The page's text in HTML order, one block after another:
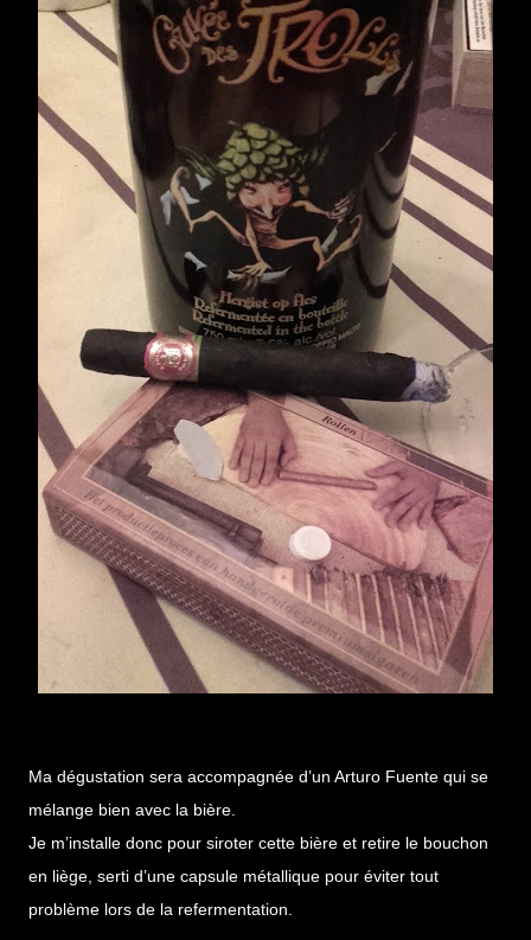
Ma dégustation sera accompagnée d’un Arturo Fuente qui se
mélange bien avec la bière.
Je m’installe donc pour siroter cette bière et retire le bouchon
en liège, serti d’une capsule métallique pour éviter tout
problème lors de la refermentation.